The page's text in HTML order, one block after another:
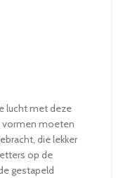
lucht met deze
vormen moeten
die lekker
op de
gestapeld